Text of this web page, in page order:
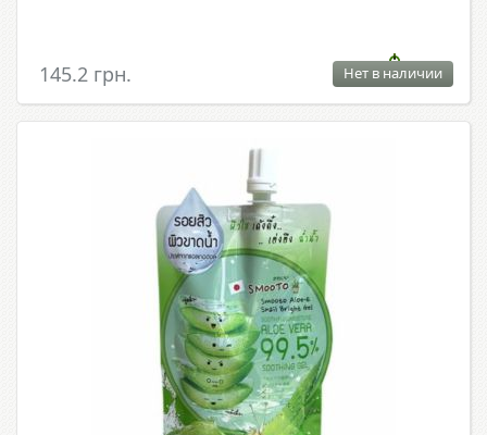
145.2 грн. Нет в наличии